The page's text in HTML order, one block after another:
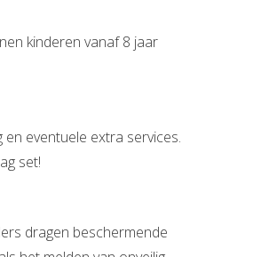
kinderen vanaf 8 jaar
eventuele extra services.
set!
dragen beschermende